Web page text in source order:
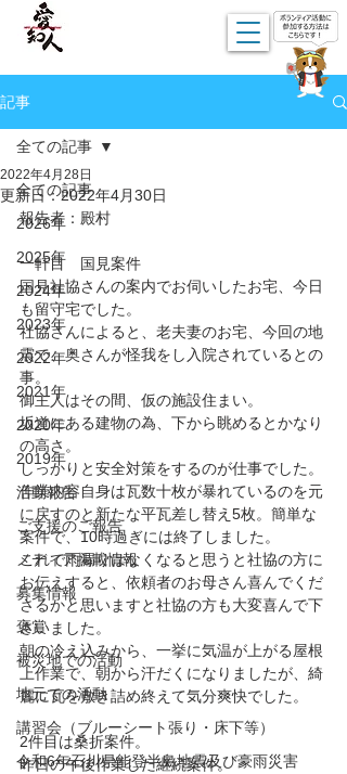
記事
全ての記事
2026年
2025年
2024年
2023年
2022年
2021年
2020年
2019年
活動報告
ご支援のご報告
メディア掲載情報
募集情報
褒賞
被災地での活動
地元での活動
講習会（ブルーシート張り・床下等）
令和6年石川県能登半島地震及び豪雨災害
全ての記事
2022年4月28日
更新日：2022年4月30日
報告者：殿村
一軒目　国見案件
国見社協さんの案内でお伺いしたお宅、今日
も留守宅でした。
社協さんによると、老夫妻のお宅、今回の地
震で、奥さんが怪我をし入院されているとの
事。
御主人はその間、仮の施設住まい。
坂道にある建物の為、下から眺めるとかなり
の高さ。
しっかりと安全対策をするのが仕事でした。
作業内容自身は瓦数十枚が暴れているのを元
に戻すのと新たな平瓦差し替え5枚。簡単な
案件で、10時過ぎには終了しました。
これで雨漏りはなくなると思うと社協の方に
お伝えすると、依頼者のお母さん喜んでくだ
さるかと思いますと社協の方も大変喜んで下
さいました。
朝の冷え込みから、一挙に気温が上がる屋根
上作業で、朝から汗だくになりましたが、綺
麗に瓦を敷き詰め終えて気分爽快でした。
2件目は桑折案件。
昨日の午後作業した継続案件。